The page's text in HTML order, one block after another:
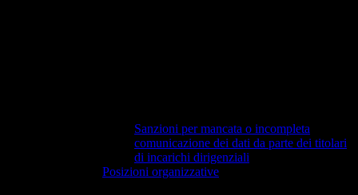
Sanzioni per mancata o incompleta
comunicazione dei dati da parte dei titolari
di incarichi dirigenziali
Posizioni organizzative